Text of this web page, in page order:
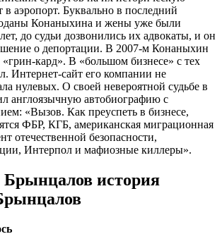
в аэропорт. Буквально в последний
Конаныхина и жены уже были
до судьи дозвонились их адвокаты, и он
о депортации. В 2007-м Конаныхин
кард». В «большом бизнесе» с тех
Интернет-сайт его компании не
нулевых. О своей невероятной судьбе в
англоязычную автобиографию с
«Вызов. Как преуспеть в бизнесе,
ФБР, КГБ, американская миграционная
отечественной безопасности,
Интерпол и мафиозные киллеры».